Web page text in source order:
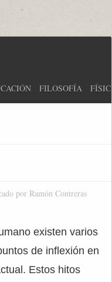
FILOSOFÍA
por Ramón Contreras
existen varios
de inflexión en
Estos hitos